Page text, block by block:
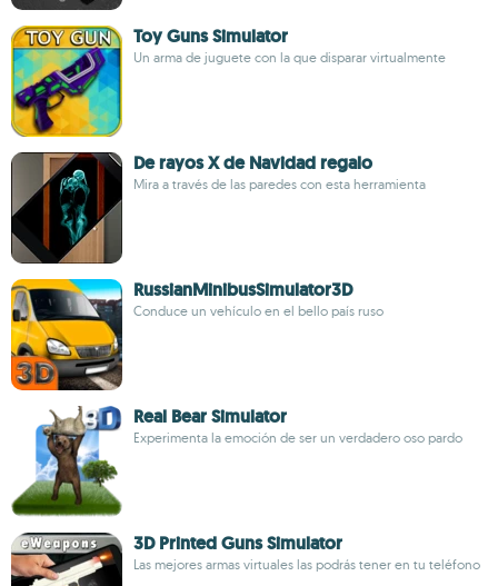
Toy Guns Simulator
Un arma de juguete con la que disparar virtualmente
De rayos X de Navidad regalo
Mira a través de las paredes con esta herramienta
RussianMinibusSimulator3D
Conduce un vehículo en el bello país ruso
Real Bear Simulator
Experimenta la emoción de ser un verdadero oso pardo
3D Printed Guns Simulator
Las mejores armas virtuales las podrás tener en tu teléfono